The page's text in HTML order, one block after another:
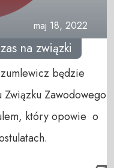
maj 18, 2022
na związki
będzie
Zawodowego
który opowie o